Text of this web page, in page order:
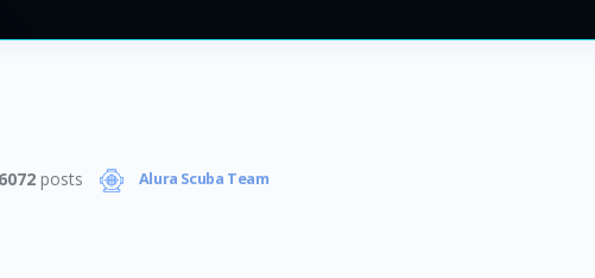
6072 posts Alura Scuba Team